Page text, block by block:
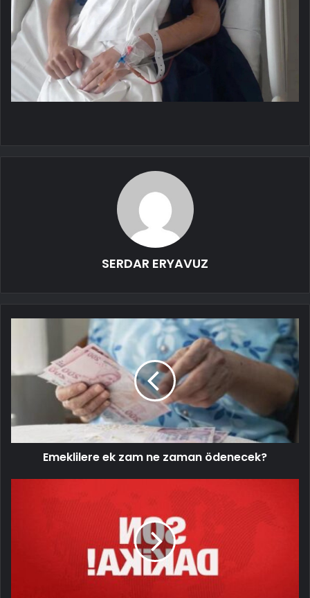
SERDAR ERYAVUZ
Emeklilere ek zam ne zaman ödenecek?